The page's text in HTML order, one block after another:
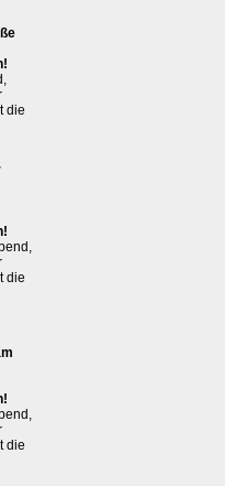
die
die
die